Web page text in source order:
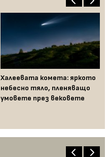
Халеевата комета: яркото
небесно тяло, пленяващо
умовете през вековете